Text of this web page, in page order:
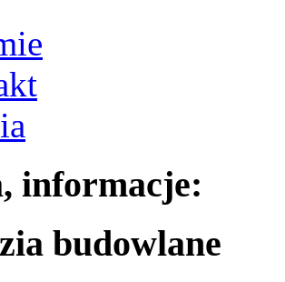
informacje:
budowlane